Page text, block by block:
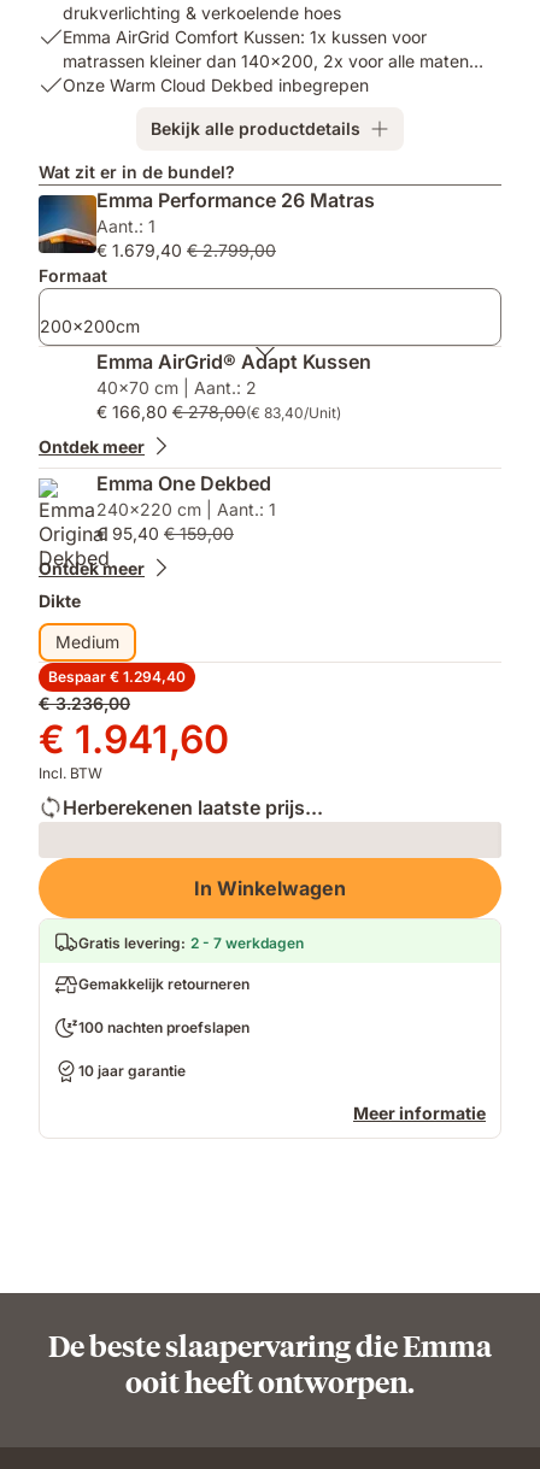
USP
1:
nieuwe
voor
optimale
drukverlichting
&
verkoelende
hoes
drukverlichting & verkoelende hoes
Bundle
USP
2:
Kussen:
1x
kussen
voor
matrassen
kleiner
dan
140x200,
maten
vanaf
140x200
Emma AirGrid Comfort Kussen: 1x kussen voor
matrassen kleiner dan 140x200, 2x voor alle maten
vanaf 140x200
Bundle
Warm
Cloud
Dekbed
inbegrepen
Onze Warm Cloud Dekbed inbegrepen
Bekijk alle productdetails
Wat zit er in de bundel?
Emma Performance 26 Matras
Aant.: 1
€ 1.679,40 € 2.799,00
Formaat
200x200cm
Emma AirGrid® Adapt Kussen
40x70 cm | Aant.: 2
€ 166,80 € 278,00(€ 83,40/Unit)
Ontdek meer
Emma One Dekbed
240x220 cm | Aant.: 1
€ 95,40 € 159,00
Ontdek meer
Dikte
Medium
Bespaar € 1.294,40
Oorspronkelijke
prijs
€ 3.236,00
€ 3.236,00
Prijs
€ 1.941,60
€ 1.941,60
Incl. BTW
Herberekenen laatste prijs...
Loading
In Winkelwagen
Gratis levering: 2 - 7 werkdagen
Gemakkelijk retourneren
100 nachten proefslapen
10 jaar garantie
Meer informatie
De beste slaapervaring die Emma
ooit heeft ontworpen.